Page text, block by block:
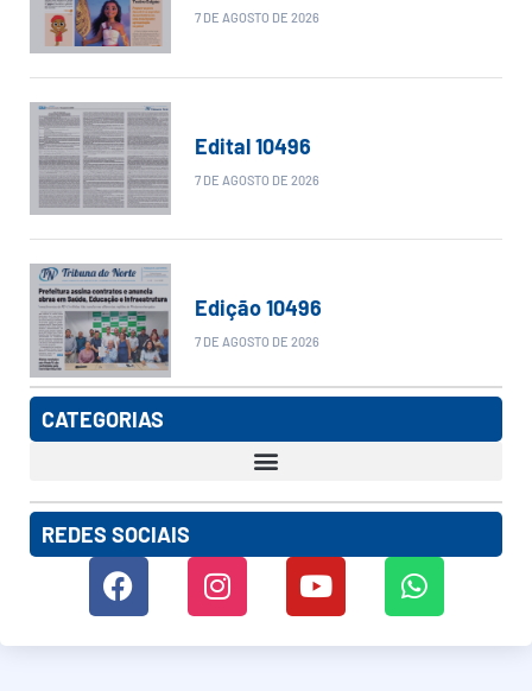
7 DE AGOSTO DE 2026
Edital 10496
7 DE AGOSTO DE 2026
Edição 10496
7 DE AGOSTO DE 2026
CATEGORIAS
REDES SOCIAIS